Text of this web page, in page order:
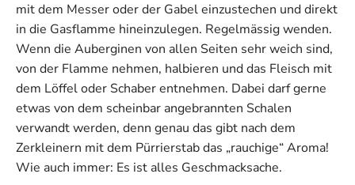
mit dem Messer oder der Gabel einzustechen und direkt
in die Gasflamme hineinzulegen. Regelmässig wenden.
Wenn die Auberginen von allen Seiten sehr weich sind,
von der Flamme nehmen, halbieren und das Fleisch mit
dem Löffel oder Schaber entnehmen. Dabei darf gerne
etwas von dem scheinbar angebrannten Schalen
verwandt werden, denn genau das gibt nach dem
Zerkleinern mit dem Pürrierstab das „rauchige“ Aroma!
Wie auch immer: Es ist alles Geschmacksache.